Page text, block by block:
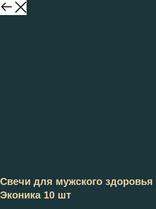
Свечи для мужского здоровья
Эконика 10 шт